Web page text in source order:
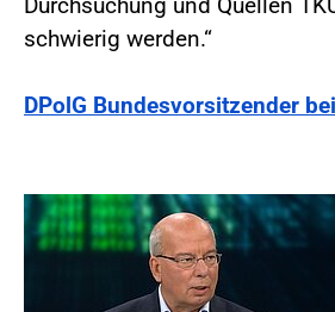
schwierig werden.“
DPolG Bundesvorsitzender